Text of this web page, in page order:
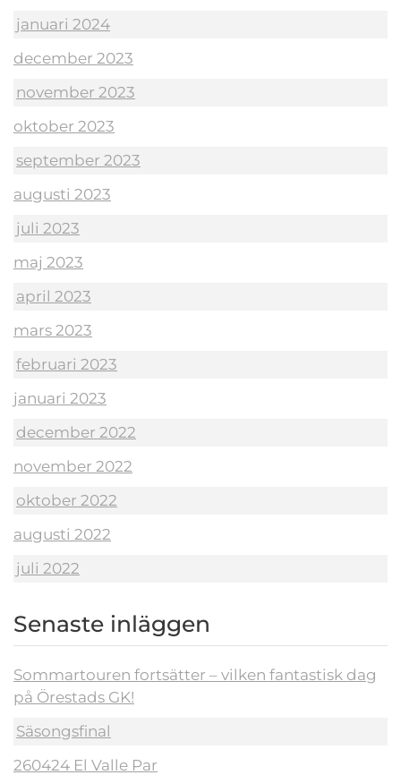
januari 2024
december 2023
november 2023
oktober 2023
september 2023
augusti 2023
juli 2023
maj 2023
april 2023
mars 2023
februari 2023
januari 2023
december 2022
november 2022
oktober 2022
augusti 2022
juli 2022
Senaste inläggen
Sommartouren fortsätter – vilken fantastisk dag
på Örestads GK!
Säsongsfinal
260424 El Valle Par